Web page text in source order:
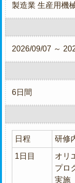
製造業 生産用機
2026/09/07 ～
6日間
日程 研修
1日目
オリ
プロ
実施